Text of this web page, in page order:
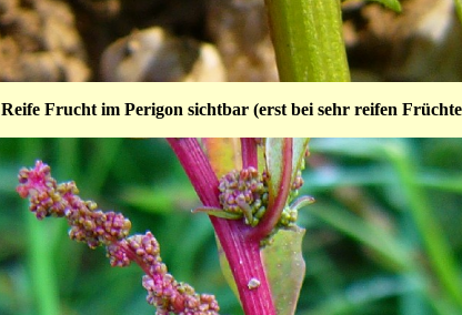
Reife Frucht im Perigon sichtbar (erst bei sehr reifen